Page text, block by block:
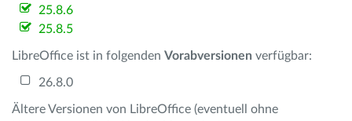
25.8.6
25.8.5
LibreOffice ist in folgenden Vorabversionen verfügbar:
26.8.0
Ältere Versionen von LibreOffice (eventuell ohne